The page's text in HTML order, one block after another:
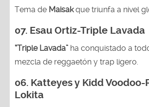
Tema de Maisakque triunfa a nivel
07. Esau Ortiz-Triple Lavada
“Triple Lavada” ha conquistado a
mezcla de reggaetón y trap ligero.
06. Katteyes y Kidd Voodoo-
Lokita